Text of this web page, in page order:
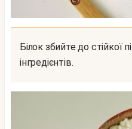
Білок збийте до стійкої піни і додайте до решти
інгредієнтів.